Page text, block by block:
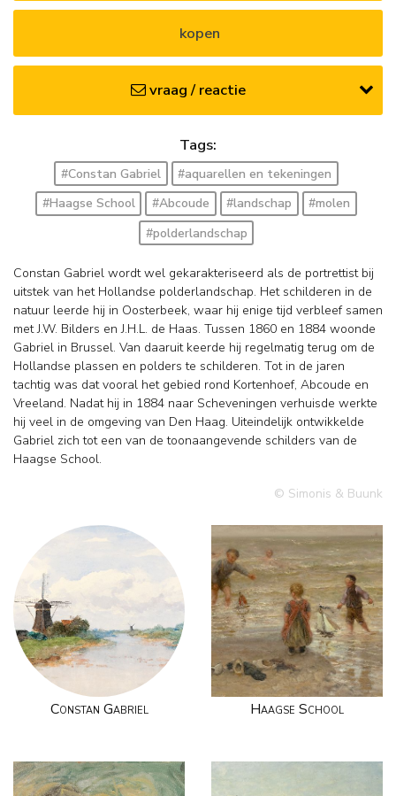
kopen
vraag / reactie
Tags:
#Constan Gabriel
#aquarellen en tekeningen
#Haagse School
#Abcoude #landschap
#molen
#polderlandschap
Constan Gabriel wordt wel gekarakteriseerd als de portrettist bij
uitstek van het Hollandse polderlandschap. Het schilderen in de
natuur leerde hij in Oosterbeek, waar hij enige tijd verbleef samen
met J.W. Bilders en J.H.L. de Haas. Tussen 1860 en 1884 woonde
Gabriel in Brussel. Van daaruit keerde hij regelmatig terug om de
Hollandse plassen en polders te schilderen. Tot in de jaren
tachtig was dat vooral het gebied rond Kortenhoef, Abcoude en
Vreeland. Nadat hij in 1884 naar Scheveningen verhuisde werkte
hij veel in de omgeving van Den Haag. Uiteindelijk ontwikkelde
Gabriel zich tot een van de toonaangevende schilders van de
Haagse School.
© Simonis & Buunk
Constan Gabriel Haagse School